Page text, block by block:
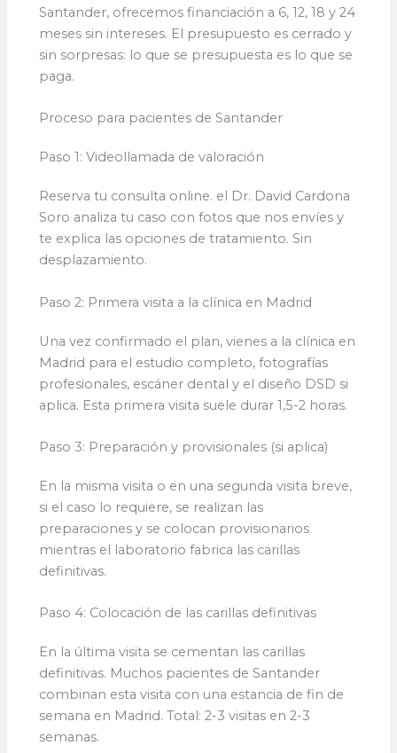
Santander, ofrecemos financiación a 6, 12, 18 y 24
meses sin intereses. El presupuesto es cerrado y
sin sorpresas: lo que se presupuesta es lo que se
paga.
Proceso para pacientes de Santander
Paso 1: Videollamada de valoración
Reserva tu consulta online. el Dr. David Cardona
Soro analiza tu caso con fotos que nos envíes y
te explica las opciones de tratamiento. Sin
desplazamiento.
Paso 2: Primera visita a la clínica en Madrid
Una vez confirmado el plan, vienes a la clínica en
Madrid para el estudio completo, fotografías
profesionales, escáner dental y el diseño DSD si
aplica. Esta primera visita suele durar 1,5-2 horas.
Paso 3: Preparación y provisionales (si aplica)
En la misma visita o en una segunda visita breve,
si el caso lo requiere, se realizan las
preparaciones y se colocan provisionarios
mientras el laboratorio fabrica las carillas
definitivas.
Paso 4: Colocación de las carillas definitivas
En la última visita se cementan las carillas
definitivas. Muchos pacientes de Santander
combinan esta visita con una estancia de fin de
semana en Madrid. Total: 2-3 visitas en 2-3
semanas.